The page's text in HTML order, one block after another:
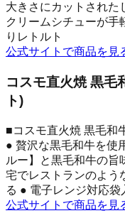
大きさにカットされた
クリームシチューが手
りレトルト
公式サイトで商品を見
コスモ直火焼 黒毛
ト)
■コスモ直火焼 黒毛和
● 贅沢な黒毛和牛を使
ルー】と黒毛和牛の旨
宅でレストランのよう
る ● 電子レンジ対応袋
公式サイトで商品を見